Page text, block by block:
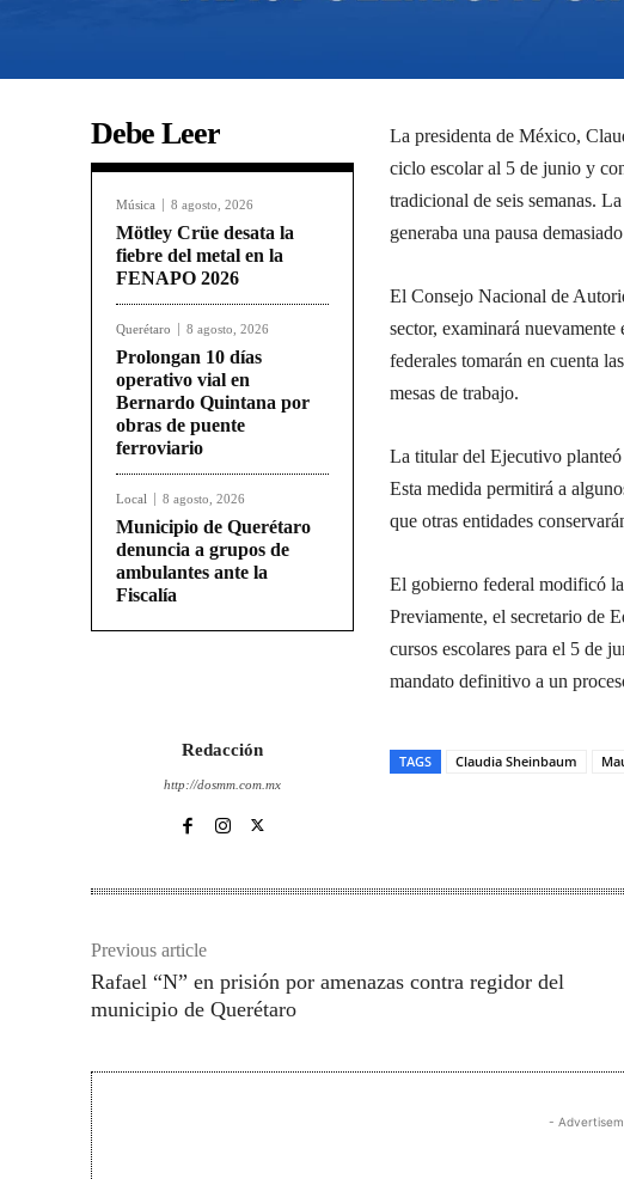
Debe Leer
Música 8 agosto, 2026
Mötley Crüe desata la
fiebre del metal en la
FENAPO 2026
Querétaro 8 agosto, 2026
Prolongan 10 días
operativo vial en
Bernardo Quintana por
obras de puente
ferroviario
Local 8 agosto, 2026
Municipio de Querétaro
denuncia a grupos de
ambulantes ante la
Fiscalía
Redacción
http://dosmm.com.mx
La presidenta de México,
ciclo escolar al 5 de junio y
tradicional de seis semanas.
generaba una pausa
El Consejo Nacional de
sector, examinará
federales tomarán en cuenta
mesas de trabajo.
La titular del Ejecutivo
Esta medida permitirá a
que otras entidades
El gobierno federal modificó
Previamente, el secretario de
cursos escolares para el 5 de
mandato definitivo a un
TAGS Claudia Sheinbaum
Previous article
Rafael “N” en prisión por amenazas contra regidor del
municipio de Querétaro
-